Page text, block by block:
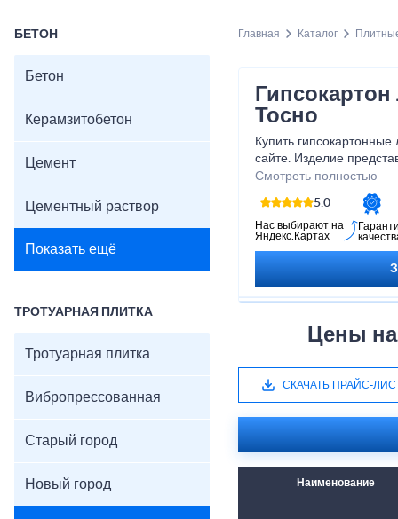
БЕТОН
Бетон
Керамзитобетон
Цемент
Цементный раствор
Показать ещё
ТРОТУАРНАЯ ПЛИТКА
Тротуарная плитка
Вибропрессованная
Старый город
Новый город
Главная Каталог
Тосно
Купить
сайте. Изделие
прямоугольный лист,
армирующих добавок,
вид, который
выполнения монтажных
Смотреть полностью
5.0
Нас выбирают на
Яндекс.Картах
Цены
СКАЧАТЬ ПРАЙС-
Наименование